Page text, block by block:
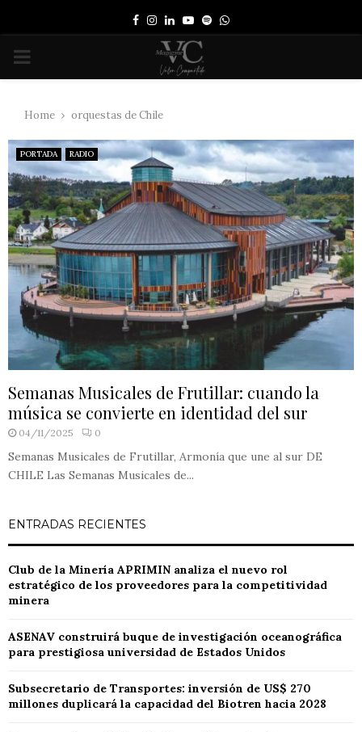
Facebook
Instagram
LinkedinYoutube
SpotifyWhatsapp
PRIMARY
Home orquestas de Chile
PORTADA RADIO
Semanas Musicales de Frutillar: cuando la
música se convierte en identidad del sur
04/11/2025 0
Semanas Musicales de Frutillar, Armonía que une al sur DE
CHILE Las Semanas Musicales de...
ENTRADAS RECIENTES
Club de la Minería APRIMIN analiza el nuevo rol
estratégico de los proveedores para la competitividad
minera
ASENAV construirá buque de investigación oceanográfica
para prestigiosa universidad de Estados Unidos
Subsecretario de Transportes: inversión de US$ 270
millones duplicará la capacidad del Biotren hacia 2028